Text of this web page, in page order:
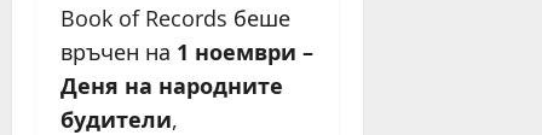
Book of Records беше
връчен на 1 ноември –
Деня на народните
будители,